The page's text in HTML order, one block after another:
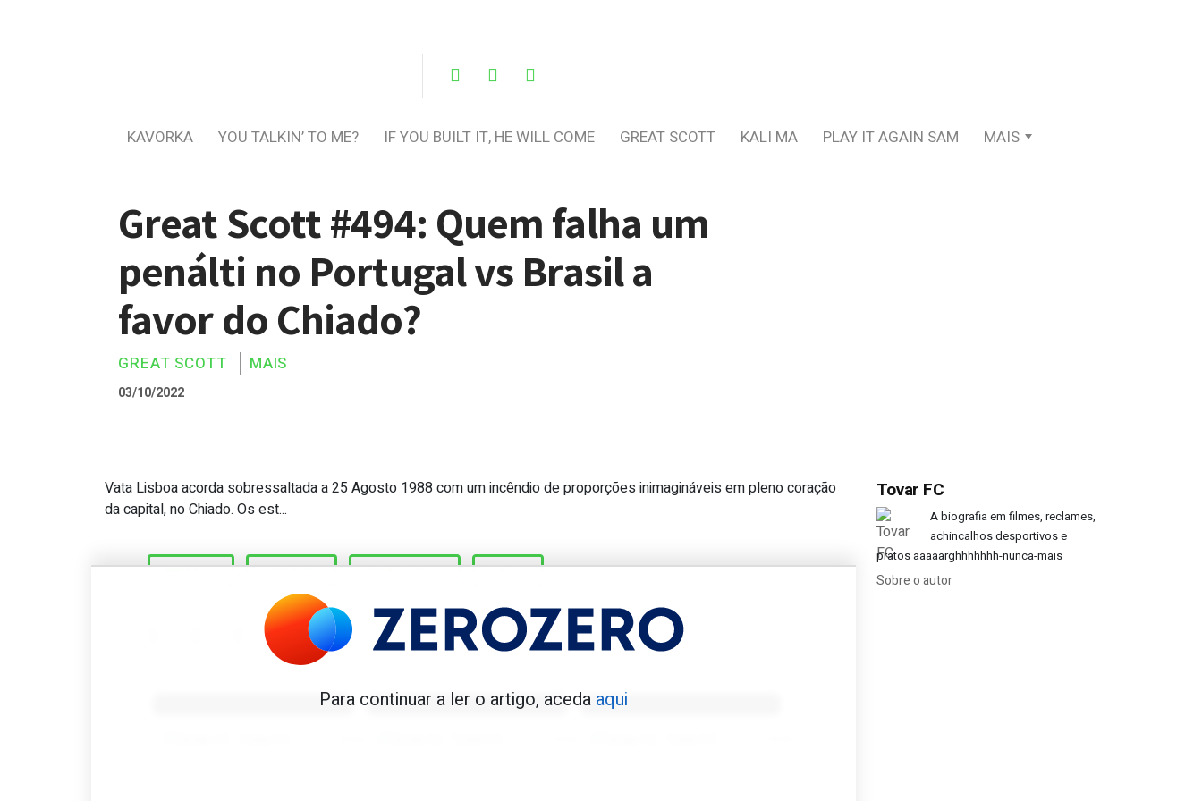
KAVORKA YOU TALKIN’ TO ME? IF YOU BUILT IT, HE WILL COME GREAT SCOTT KALI MA PLAY IT AGAIN SAM MAIS
Great Scott #494: Quem falha um
penálti no Portugal vs Brasil a
favor do Chiado?
GREAT SCOTT MAIS
03/10/2022
Great Scott #494: Quem falha um penálti no Portugal vs Brasil a favor do Chiado?
Vata Lisboa acorda sobressaltada a 25 Agosto 1988 com um incêndio de proporções inimagináveis em pleno coração
da capital, no Chiado. Os est...
BRASIL CHIADO PORTUGAL VATA
Para continuar a ler o artigo, aceda aqui
Tovar FC
A biografia em filmes, reclames,
achincalhos desportivos e
pratos aaaaarghhhhhhh-nunca-mais
Sobre o autor